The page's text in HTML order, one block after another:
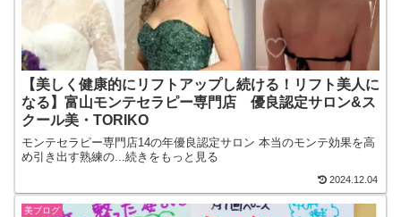
【美しく健康的にリフトアップし続ける！リフト美人に
なる】富山モンテセラピー専門店 優良認定サロン&ス
クール美・TORIKO
モンテセラピー専門店14の年優良認定サロン 本当のモンテ効果を高
め引き出す熟練の...続きをもっと見る
2024.12.04
美ブログ